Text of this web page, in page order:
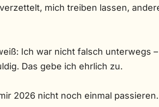
mich treiben lassen,
Ich war nicht falsch unterwegs
Das gebe ich ehrlich zu.
2026 nicht noch einmal passieren.